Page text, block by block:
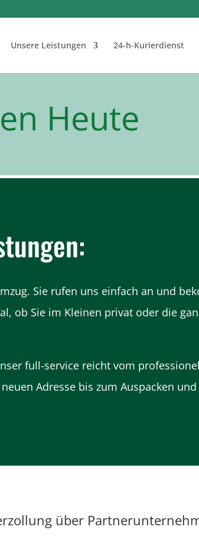
Unsere Leistungen 24-h-Kurierdienst
Heute
Sie rufen uns einfach an und
ob Sie im Kleinen privat oder die
full-service reicht vom
Adresse bis zum Auspacken
über